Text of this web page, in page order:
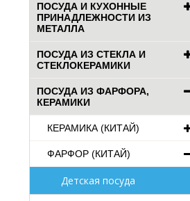
ПОСУДА И КУХОННЫЕ
ПРИНАДЛЕЖНОСТИ ИЗ
МЕТАЛЛА
ПОСУДА ИЗ СТЕКЛА И
СТЕКЛОКЕРАМИКИ
ПОСУДА ИЗ ФАРФОРА,
КЕРАМИКИ
КЕРАМИКА (КИТАЙ)
ФАРФОР (КИТАЙ)
Детская посуда